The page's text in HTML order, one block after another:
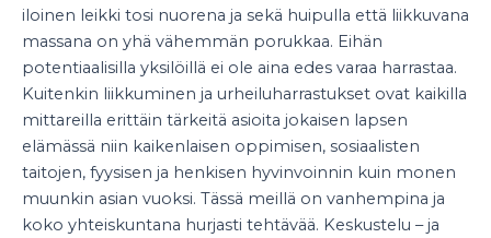
iloinen leikki tosi nuorena ja sekä huipulla että liikkuvana
massana on yhä vähemmän porukkaa. Eihän
potentiaalisilla yksilöillä ei ole aina edes varaa harrastaa.
Kuitenkin liikkuminen ja urheiluharrastukset ovat kaikilla
mittareilla erittäin tärkeitä asioita jokaisen lapsen
elämässä niin kaikenlaisen oppimisen, sosiaalisten
taitojen, fyysisen ja henkisen hyvinvoinnin kuin monen
muunkin asian vuoksi. Tässä meillä on vanhempina ja
koko yhteiskuntana hurjasti tehtävää. Keskustelu – ja